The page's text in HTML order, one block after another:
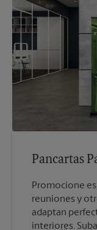
Pancartas
Promocione
reuniones y
adaptan
interiores.